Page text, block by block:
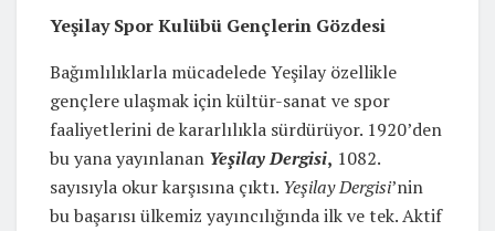
Yeşilay Spor Kulübü Gençlerin Gözdesi
Bağımlılıklarla mücadelede Yeşilay özellikle
gençlere ulaşmak için kültür-sanat ve spor
faaliyetlerini de kararlılıkla sürdürüyor. 1920’den
bu yana yayınlanan Yeşilay Dergisi, 1082.
sayısıyla okur karşısına çıktı. Yeşilay Dergisi’nin
bu başarısı ülkemiz yayıncılığında ilk ve tek. Aktif